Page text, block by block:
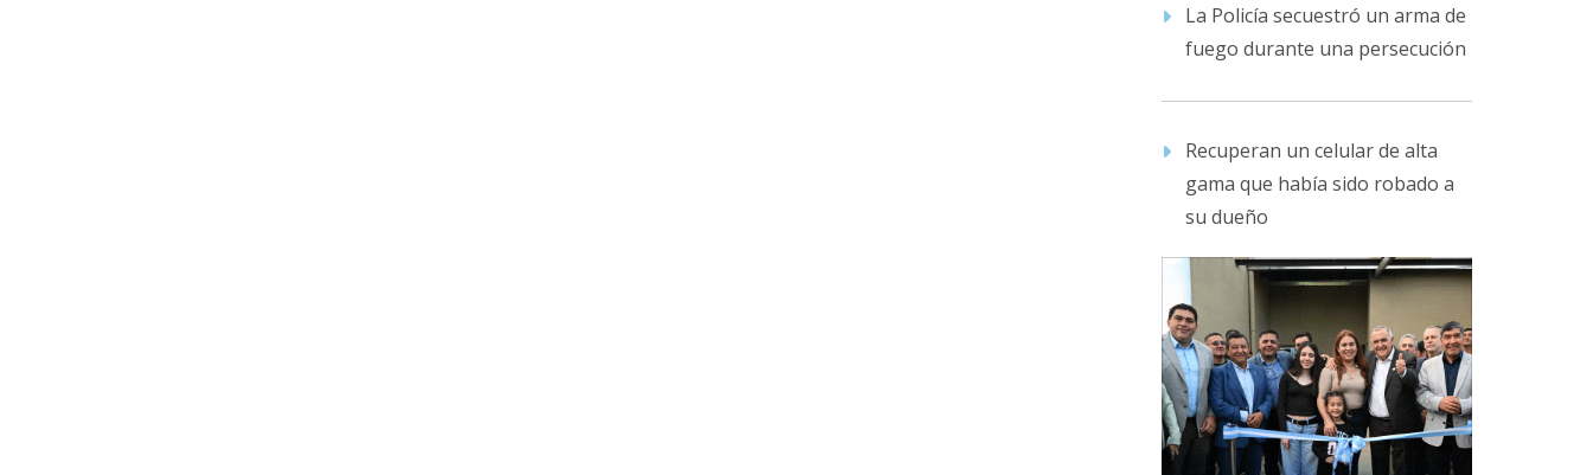
La Policía secuestró un arma de
fuego durante una persecución
Recuperan un celular de alta
gama que había sido robado a
su dueño